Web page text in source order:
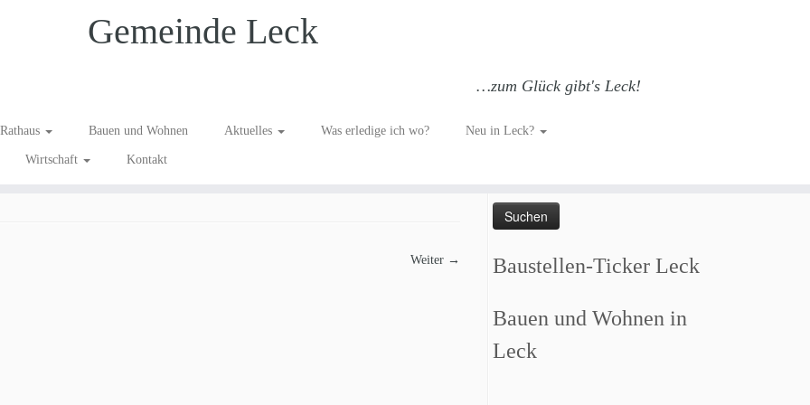
Gemeinde Leck
…zum Glück gibt's Leck!
Rathaus Bauen und Wohnen Aktuelles Was erledige ich wo? Neu in Leck?
Wirtschaft Kontakt
Klixbüll
Weiter →
Such dich GLÜCKlich…
Baustellen-Ticker Leck
Bauen und Wohnen in
Leck